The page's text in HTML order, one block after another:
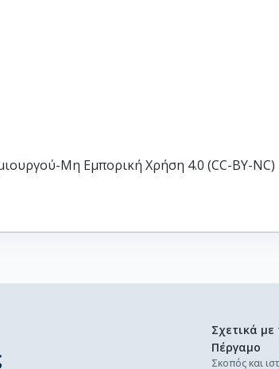
Μη Εμπορική Χρήση 4.0 (CC-BY-NC)
Σχετικά με
Πέργαμο
Σκοπός και